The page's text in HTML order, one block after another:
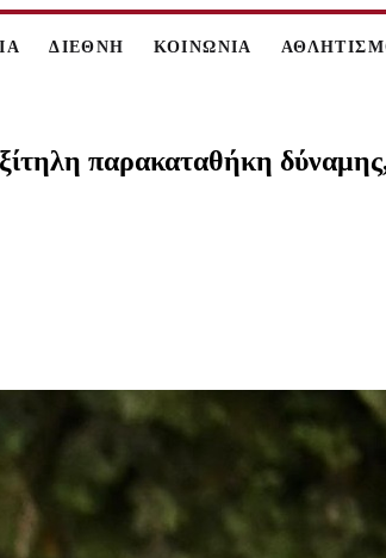
ΔΙΕΘΝΗ ΚΟΙΝΩΝΙΑ
παρακαταθήκη